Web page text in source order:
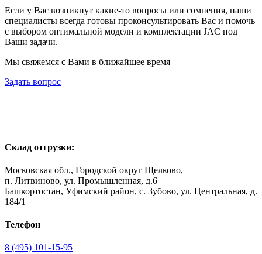
Если у Вас возникнут какие-то вопросы или сомнения, наши
специалисты всегда готовы проконсультировать Вас и помочь
с выбором оптимальной модели и комплектации JAC под
Ваши задачи.
Мы свяжемся с Вами в ближайшее время
Задать вопрос
Склад отгрузки:
Московская обл., Городской округ Щелково,
п. Литвиново, ул. Промышленная, д.6
Башкортостан, Уфимский район, с. Зубово, ул. Центральная, д.
184/1
Телефон
8 (495) 101-15-95